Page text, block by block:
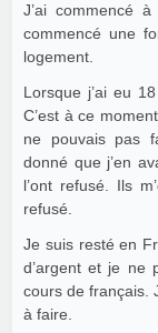
J’ai commencé
commencé une
logement.
Lorsque j’ai eu
C’est à ce moment-là
ne pouvais pas
donné que j’en
l’ont refusé. Ils
refusé.
Je suis resté en
d’argent et je ne
cours de français.
à faire.